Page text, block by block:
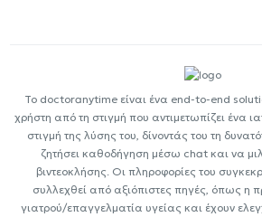
Το doctoranytime είναι ένα end-to-end
χρήστη από τη στιγμή που αντιμετωπίζει ένα
στιγμή της λύσης του, δίνοντάς του τη
ζητήσει καθοδήγηση μέσω chat και να
βιντεοκλήσης. Οι πληροφορίες του
συλλεχθεί από αξιόπιστες πηγές, όπως η
γιατρού/επαγγελματία υγείας και έχουν